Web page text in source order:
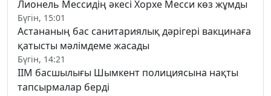
Лионель Мессидің әкесі Хорхе Месси көз жұмды
Бүгін, 15:01
Астананың бас санитариялық дәрігері вакцинаға
қатысты мәлімдеме жасады
Бүгін, 14:21
ІІМ басшылығы Шымкент полициясына нақты
тапсырмалар берді